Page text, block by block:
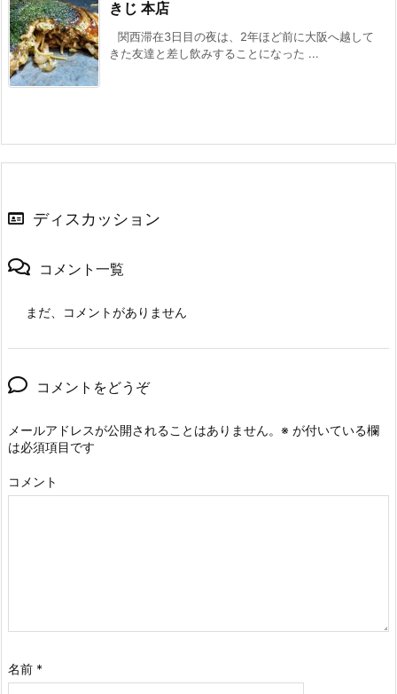
きじ 本店
関西滞在3日目の夜は、2年ほど前に大阪へ越して
きた友達と差し飲みすることになった ...
ディスカッション
コメント一覧
まだ、コメントがありません
コメントをどうぞ
メールアドレスが公開されることはありません。 ※ が付いている欄
は必須項目です
コメント
名前 *